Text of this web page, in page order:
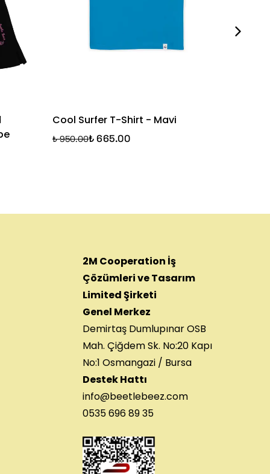
Cool Surfer T-Shirt - Mavi
₺ 950.00₺ 665.00
2M Cooperation İş
Çözümleri ve Tasarım
Limited Şirketi
Genel Merkez
Demirtaş Dumlupınar OSB
Mah. Çiğdem Sk. No:20 Kapı
No:1 Osmangazi / Bursa
Destek Hattı
info@beetlebeez.com
0535 696 89 35